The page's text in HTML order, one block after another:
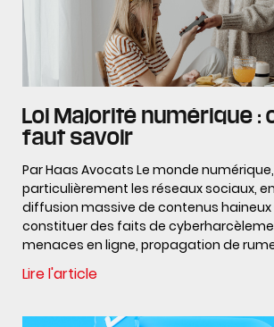
Loi Majorité numérique :
faut savoir
Par Haas Avocats Le monde
particulièrement les réseaux sociaux,
diffusion massive de contenus
constituer des faits de
menaces en ligne, propagation de
Lire l'article